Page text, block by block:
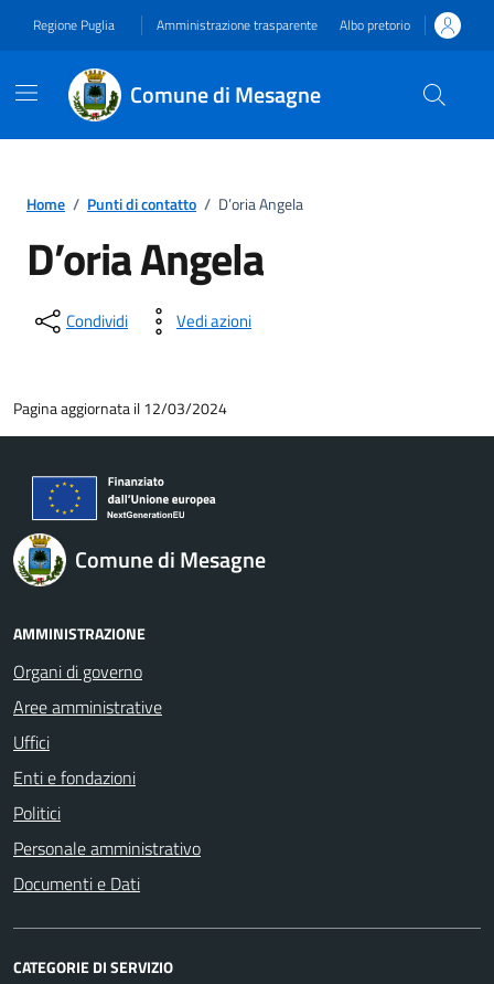
Regione Puglia Amministrazione trasparente Albo pretorio
Comune di Mesagne
Home / Punti di contatto / D’oria Angela
D’oria Angela
Condividi Vedi azioni
Pagina aggiornata il 12/03/2024
Comune di Mesagne
AMMINISTRAZIONE
Organi di governo
Aree amministrative
Uffici
Enti e fondazioni
Politici
Personale amministrativo
Documenti e Dati
CATEGORIE DI SERVIZIO